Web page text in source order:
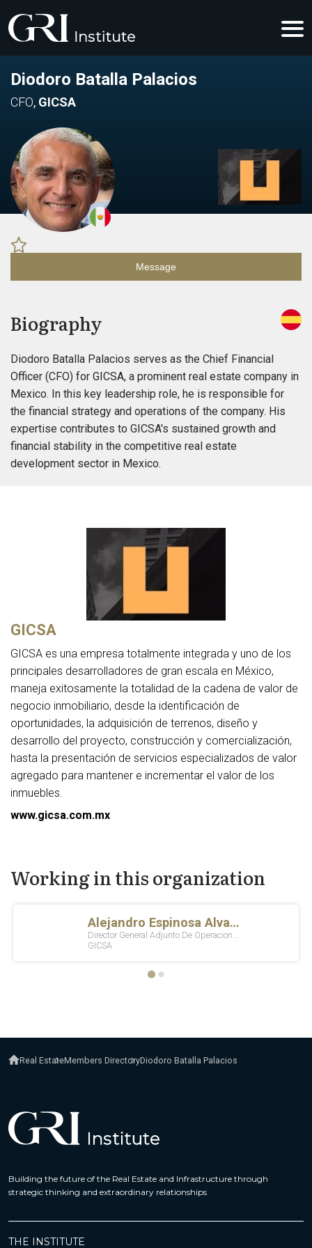
Diodoro Batalla Palacios
CFO, GICSA
Message
Biography
Diodoro Batalla Palacios serves as the Chief Financial
Officer (CFO) for GICSA, a prominent real estate company in
Mexico. In this key leadership role, he is responsible for
the financial strategy and operations of the company. His
expertise contributes to GICSA's sustained growth and
financial stability in the competitive real estate
development sector in Mexico.
GICSA
GICSA es una empresa totalmente integrada y uno de los
principales desarrolladores de gran escala en México,
maneja exitosamente la totalidad de la cadena de valor de
negocio inmobiliario, desde la identificación de
oportunidades, la adquisición de terrenos, diseño y
desarrollo del proyecto, construcción y comercialización,
hasta la presentación de servicios especializados de valor
agregado para mantener e incrementar el valor de los
inmuebles.
www.gicsa.com.mx
Working in this organization
Real EstateMembers DirectoryDiodoro Batalla Palacios
Building the future of the Real Estate and Infrastructure through
strategic thinking and extraordinary relationships
THE INSTITUTE